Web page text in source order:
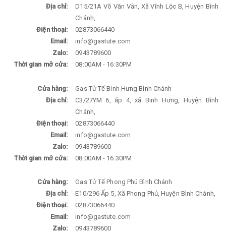
Địa chỉ:
D15/21A Võ Văn Vân, Xã Vĩnh Lộc B, Huyện Bình
Chánh,
Điện thoại:
02873066440
Email:
info@gastute.com
Zalo:
0943789600
Thời gian mở cửa:
08:00AM - 16:30PM
Cửa hàng:
Gas Tử Tế Bình Hưng Bình Chánh
Địa chỉ:
C3/27YM 6, ấp 4, xã Binh Hưng, Huyện Bình
Chánh,
Điện thoại:
02873066440
Email:
info@gastute.com
Zalo:
0943789600
Thời gian mở cửa:
08:00AM - 16:30PM
Cửa hàng:
Gas Tử Tế Phong Phú Bình Chánh
Địa chỉ:
E10/296 Ẩp 5, Xã Phong Phủ, Huyện Bình Chánh,
Điện thoại:
02873066440
Email:
info@gastute.com
Zalo:
0943789600